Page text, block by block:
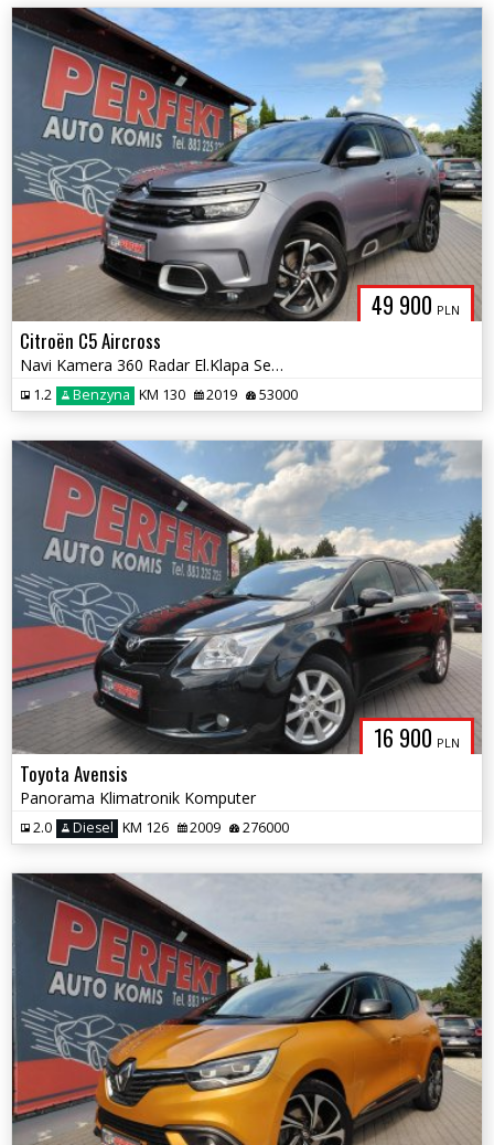
49 900 PLN
Citroën C5 Aircross
Navi Kamera 360 Radar El.Klapa Sensor Elektryka 2xPDC Alu
1.2 Benzyna KM 130 2019 53000
16 900 PLN
Toyota Avensis
Panorama Klimatronik Komputer
2.0 Diesel KM 126 2009 276000